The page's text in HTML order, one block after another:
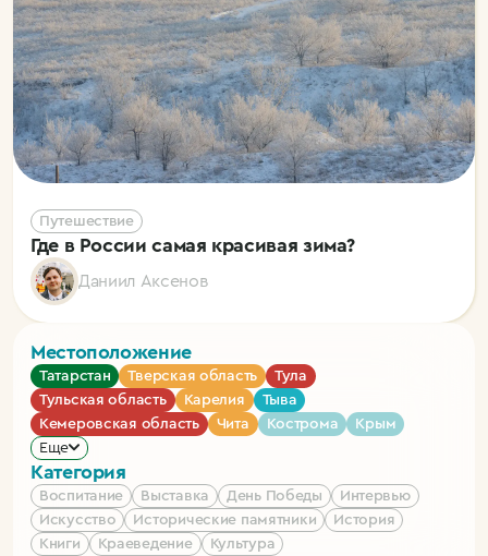
Путешествие
Где в России самая красивая зима?
Даниил Аксенов
Местоположение
Татарстан Тверская область
Тула
Тульская область
Карелия
Тыва
Кемеровская область
Чита Кострома
Крым
Еще
Категория
Воспитание Выставка День Победы
Интервью
Искусство
Исторические памятники
История
Книги
Краеведение
Культура